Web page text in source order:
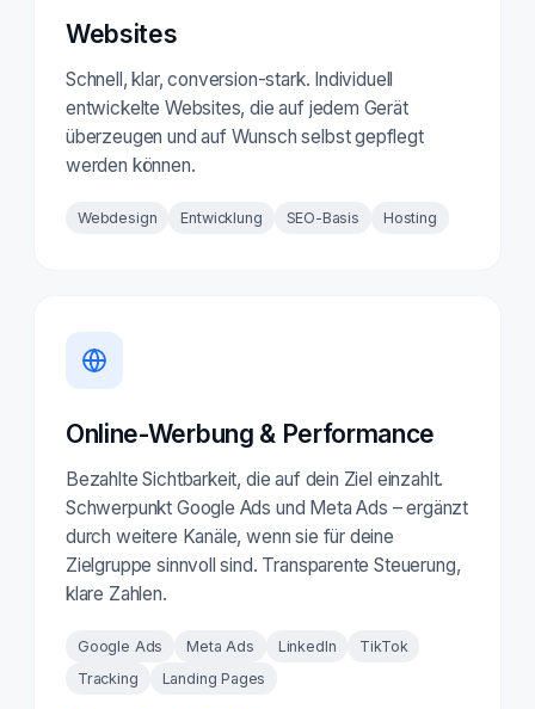
Websites
Schnell, klar, conversion-stark. Individuell
entwickelte Websites, die auf jedem Gerät
überzeugen und auf Wunsch selbst gepflegt
werden können.
Webdesign Entwicklung SEO-Basis Hosting
Online-Werbung & Performance
Bezahlte Sichtbarkeit, die auf dein Ziel einzahlt.
Schwerpunkt Google Ads und Meta Ads – ergänzt
durch weitere Kanäle, wenn sie für deine
Zielgruppe sinnvoll sind. Transparente Steuerung,
klare Zahlen.
Google Ads Meta Ads LinkedIn
TikTok
Tracking
Landing Pages